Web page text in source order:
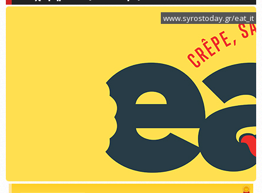
www.syrostoday.gr/eat_it